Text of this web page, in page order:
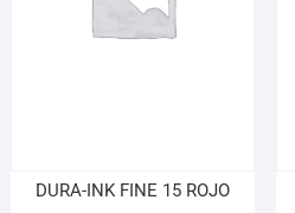
DURA-INK FINE 15 ROJO